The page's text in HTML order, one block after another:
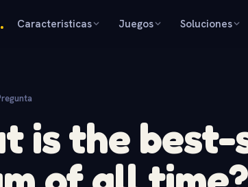
. Caracteristicas Juegos Soluciones
is the best-